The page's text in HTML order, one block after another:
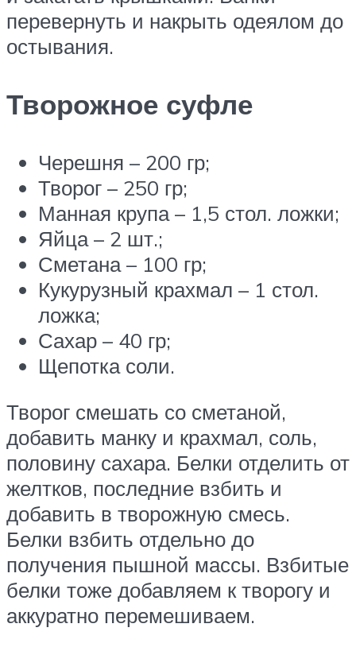
перевернуть и накрыть одеялом до
остывания.
Творожное суфле
Черешня – 200 гр;
Творог – 250 гр;
Манная крупа – 1,5 стол. ложки;
Яйца – 2 шт.;
Сметана – 100 гр;
Кукурузный крахмал – 1 стол.
ложка;
Сахар – 40 гр;
Щепотка соли.
Творог смешать со сметаной,
добавить манку и крахмал, соль,
половину сахара. Белки отделить от
желтков, последние взбить и
добавить в творожную смесь.
Белки взбить отдельно до
получения пышной массы. Взбитые
белки тоже добавляем к творогу и
аккуратно перемешиваем.